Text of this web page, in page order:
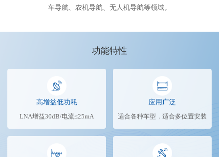
车导航、农机导航、无人机导航等领域。
功能特性
高增益低功耗
LNA增益30dB/电流≤25mA
应用广泛
适合各种车型，适合多位置安装